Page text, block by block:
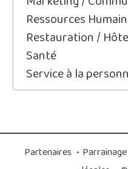
Ressources
Restauration /
Santé
Service à la
Partenaires • Parrainage